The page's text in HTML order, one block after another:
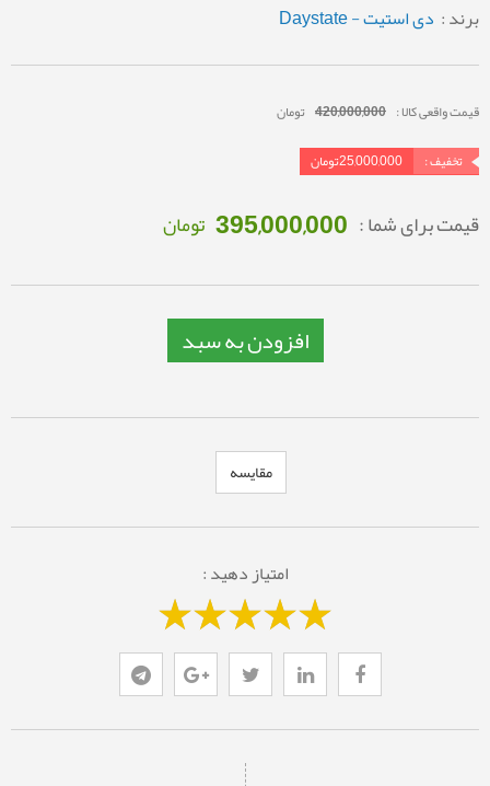
برند : دی استیت - Daystate
قیمت واقعی کالا : 420,000,000 تومان
تخفیف :
25,000,000تومان
قیمت برای شما : 395,000,000 تومان
افزودن به سبد
مقایسه
امتیاز دهید :